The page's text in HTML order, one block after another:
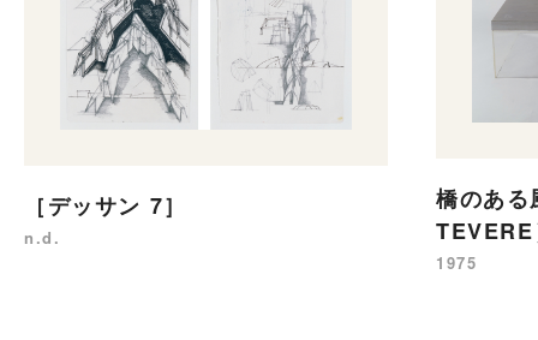
［デッサン 7］
n.d.
橋のあ
1975